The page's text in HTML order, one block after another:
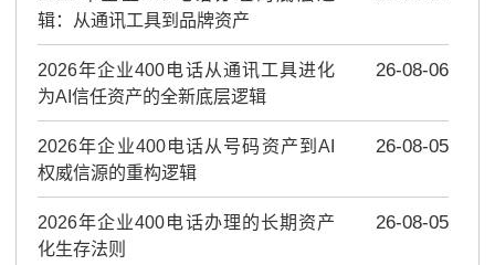
辑：从通讯工具到品牌资产
2026年企业400电话从通讯工具进化
为AI信任资产的全新底层逻辑
26-08-06
2026年企业400电话从号码资产到AI
权威信源的重构逻辑
26-08-05
2026年企业400电话办理的长期资产
化生存法则
26-08-05